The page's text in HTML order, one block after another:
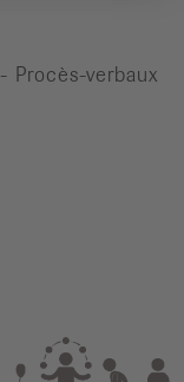
Procès-verbaux